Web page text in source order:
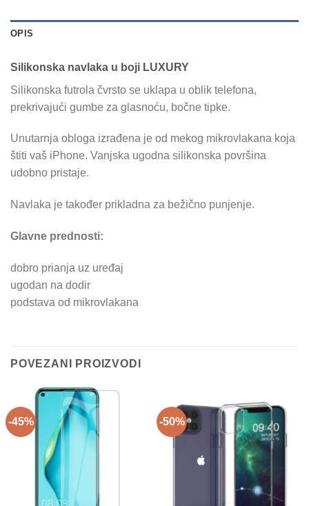
OPIS
Silikonska navlaka u boji LUXURY
Silikonska futrola čvrsto se uklapa u oblik telefona,
prekrivajući gumbe za glasnoću, bočne tipke.
Unutarnja obloga izrađena je od mekog mikrovlakana koja
štiti vaš iPhone. Vanjska ugodna silikonska površina
udobno pristaje.
Navlaka je također prikladna za bežično punjenje.
Glavne prednosti:
dobro prianja uz uređaj
ugodan na dodir
podstava od mikrovlakana
POVEZANI PROIZVODI
-45% -50%